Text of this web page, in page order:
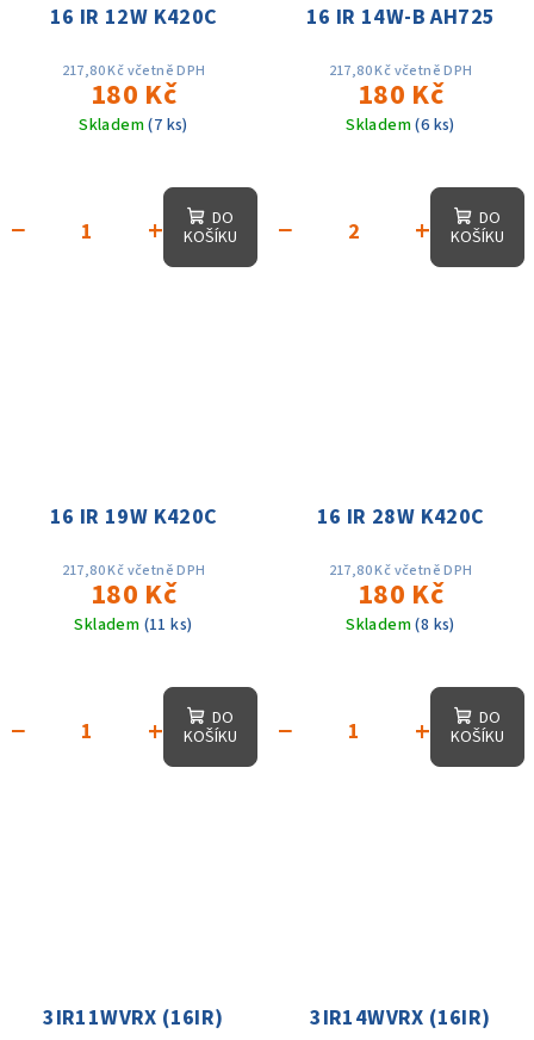
16 IR 12W K420C
217,80 Kč včetně DPH
180 Kč
Skladem(7 ks)
+
−
DO
KOŠÍKU
16 IR 14W-B AH725
217,80 Kč včetně DPH
180 Kč
Skladem(6 ks)
+
−
DO
KOŠÍKU
16 IR 19W K420C
217,80 Kč včetně DPH
180 Kč
Skladem (11 ks)
+
−
DO
KOŠÍKU
16 IR 28W K420C
217,80 Kč včetně DPH
180 Kč
Skladem(8 ks)
+
−
DO
KOŠÍKU
3IR11WVRX (16IR) 3IR14WVRX (16IR)